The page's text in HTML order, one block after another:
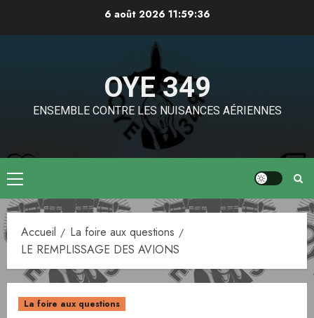
6 août 2026 11:59:36
OYE 349
ENSEMBLE CONTRE LES NUISANCES AÉRIENNES
Menu
principal
Accueil
La foire aux questions
LE REMPLISSAGE DES AVIONS
La foire aux questions